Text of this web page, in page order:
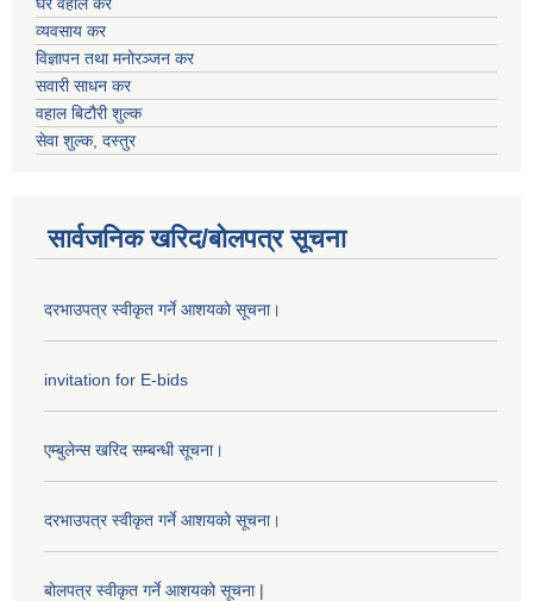
व्यवसाय कर
विज्ञापन तथा मनोरञ्जन कर
सवारी साधन कर
वहाल बिटौरी शुल्क
सेवा शुल्क, दस्तुर
सार्वजनिक खरिद/बोलपत्र सूचना
दरभाउपत्र स्वीकृत गर्ने आशयको सूचना।
invitation for E-bids
एम्बुलेन्स खरिद सम्बन्धी सूचना।
दरभाउपत्र स्वीकृत गर्ने आशयको सूचना।
बोलपत्र स्वीकृत गर्ने आशयको सूचना |